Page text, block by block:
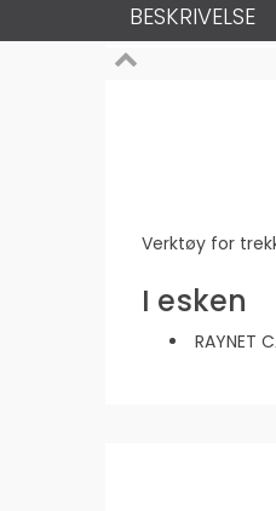
BESKRIVELSE
Verktøy for
I esken
RAYNET